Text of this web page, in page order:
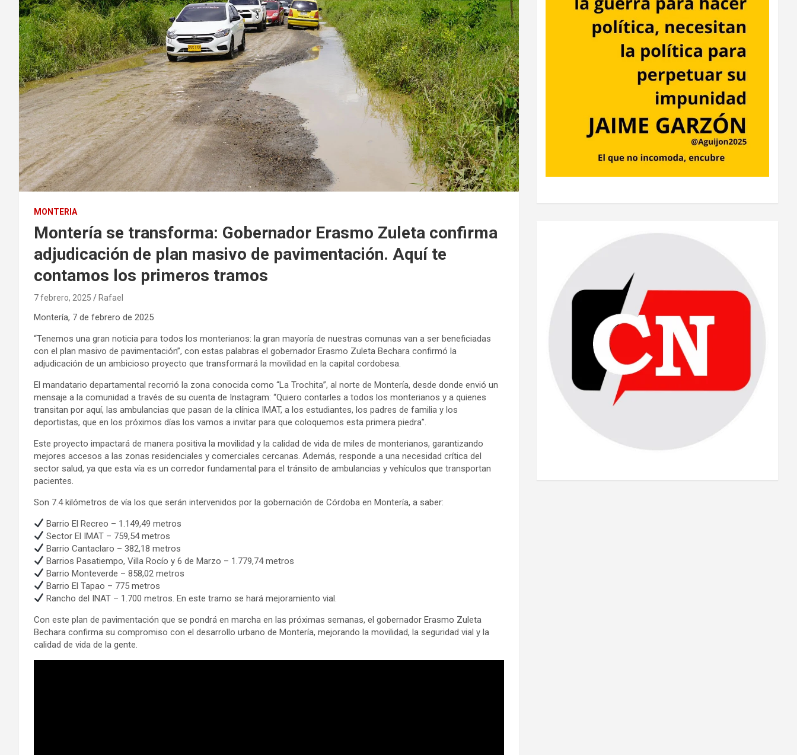
MONTERIA
Montería se transforma: Gobernador Erasmo Zuleta confirma
adjudicación de plan masivo de pavimentación. Aquí te
contamos los primeros tramos
7 febrero, 2025 Rafael
Montería, 7 de febrero de 2025
“Tenemos una gran noticia para todos los monterianos: la gran mayoría de nuestras comunas van a ser beneficiadas
con el plan masivo de pavimentación”, con estas palabras el gobernador Erasmo Zuleta Bechara confirmó la
adjudicación de un ambicioso proyecto que transformará la movilidad en la capital cordobesa.
El mandatario departamental recorrió la zona conocida como “La Trochita”, al norte de Montería, desde donde envió un
mensaje a la comunidad a través de su cuenta de Instagram: “Quiero contarles a todos los monterianos y a quienes
transitan por aquí, las ambulancias que pasan de la clínica IMAT, a los estudiantes, los padres de familia y los
deportistas, que en los próximos días los vamos a invitar para que coloquemos esta primera piedra”.
Este proyecto impactará de manera positiva la movilidad y la calidad de vida de miles de monterianos, garantizando
mejores accesos a las zonas residenciales y comerciales cercanas. Además, responde a una necesidad crítica del
sector salud, ya que esta vía es un corredor fundamental para el tránsito de ambulancias y vehículos que transportan
pacientes.
Son 7.4 kilómetros de vía los que serán intervenidos por la gobernación de Córdoba en Montería, a saber:
Barrio El Recreo – 1.149,49 metros
Sector El IMAT – 759,54 metros
Barrio Cantaclaro – 382,18 metros
Barrios Pasatiempo, Villa Rocío y 6 de Marzo – 1.779,74 metros
Barrio Monteverde – 858,02 metros
Barrio El Tapao – 775 metros
Rancho del INAT – 1.700 metros. En este tramo se hará mejoramiento vial.
Con este plan de pavimentación que se pondrá en marcha en las próximas semanas, el gobernador Erasmo Zuleta
Bechara confirma su compromiso con el desarrollo urbano de Montería, mejorando la movilidad, la seguridad vial y la
calidad de vida de la gente.